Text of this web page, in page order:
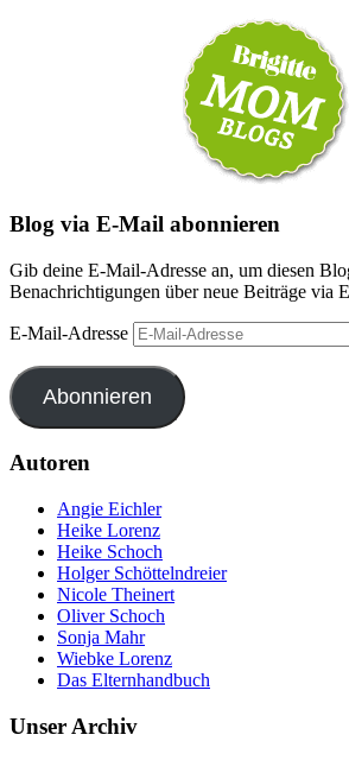
Blog via E-Mail abonnieren
Gib deine E-Mail-Adresse an, um diesen
Benachrichtigungen über neue Beiträge via
E-Mail-Adresse
Abonnieren
Autoren
Angie Eichler
Heike Lorenz
Heike Schoch
Holger Schöttelndreier
Nicole Theinert
Oliver Schoch
Sonja Mahr
Wiebke Lorenz
Das Elternhandbuch
Unser Archiv